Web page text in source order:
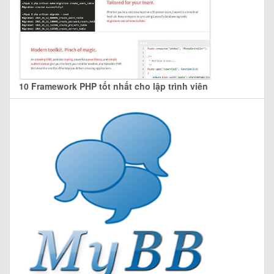
10 Framework PHP tốt nhất cho lập trình viên